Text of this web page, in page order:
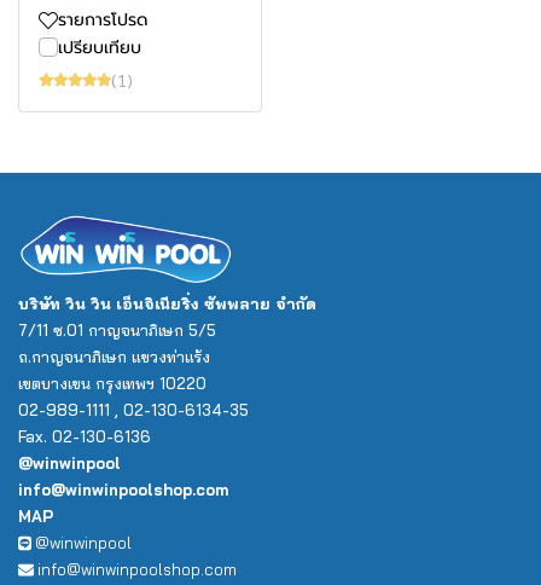
รายการโปรด
เปรียบเทียบ
(1)
บริษัท วิน วิน เอ็นจิเนียริ่ง ซัพพลาย จำกัด
7/11 ซ.01 กาญจนาภิเษก 5/5
ถ.กาญจนาภิเษก แขวงท่าแร้ง
เขตบางเขน กรุงเทพฯ 10220
02-989-1111 , 02-130-6134-35
Fax. 02-130-6136
@winwinpool
info@winwinpoolshop.com
MAP
@winwinpool
info@winwinpoolshop.com